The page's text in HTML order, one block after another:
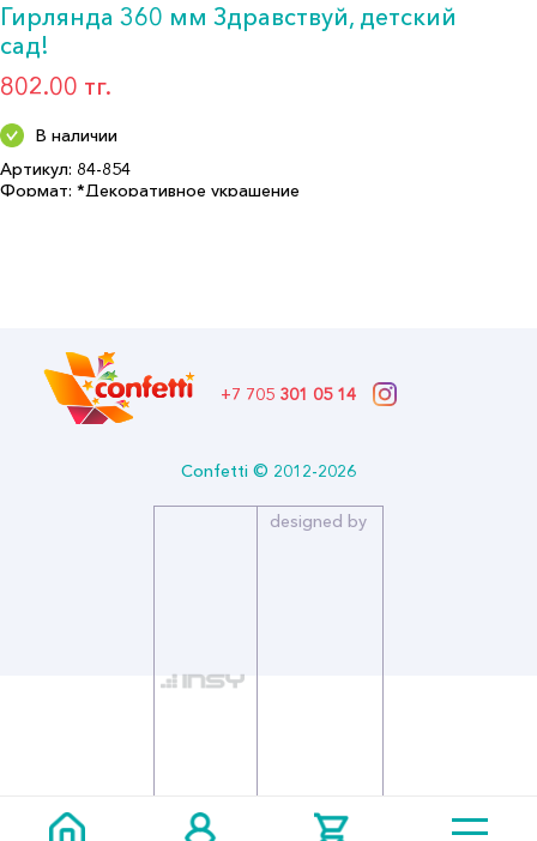
Гирлянда 360 мм Здравствуй, детский
сад!
802.00 тг.
В наличии
Артикул: 84-854
Формат: *Декоративное украшение
+7 705 301 05 14
Confetti © 2012-2026
designed by